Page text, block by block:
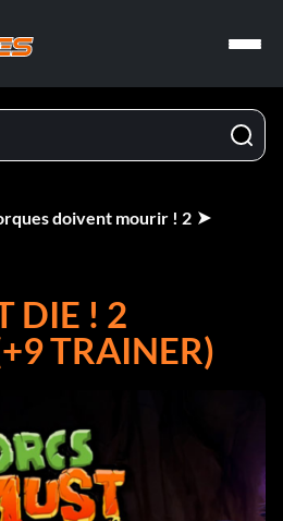
doivent mourir ! 2
DIE ! 2
TRAINER)